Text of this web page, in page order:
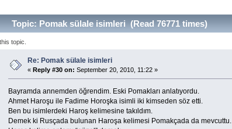
Topic: Pomak sülale isimleri (Read 76771 times)
topic.
Re: Pomak sülale isimleri
« Reply #30 on: September 20, 2010, 11:22 »
Bayramda annemden öğrendim. Eski Pomakları anlatıyordu.
Ahmet Haroşu ile Fadime Horoşka isimli iki kimseden söz etti.
Ben bu isimlerdeki Haroş kelimesine takıldım.
Demek ki Rusçada bulunan Haroşa kelimesi Pomakçada da mevcuttu.